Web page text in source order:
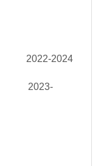
2024